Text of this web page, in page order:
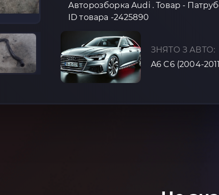
Авторозборка Audi . Товар -
ID товара -2425890
ЗНЯТО З АВТО:
A6 C6 (2004-